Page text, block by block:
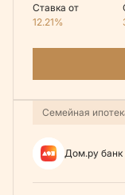
Ставка от
12.21%
Семейная
Дом.ру